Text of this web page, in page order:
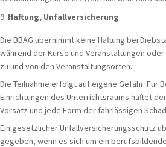
Haftung, Unfallversicherung
Die BBAG übernimmt keine Haftung bei
während der Kurse und Veranstaltungen oder
zu und von den Veranstaltungsorten.
Die Teilnahme erfolgt auf eigene Gefahr. Für
Einrichtungen des Unterrichtsraums haftet
Vorsatz und jede Form der fahrlässigen
Ein gesetzlicher Unfallversicherungsschutz
gegeben, wenn es sich um ein